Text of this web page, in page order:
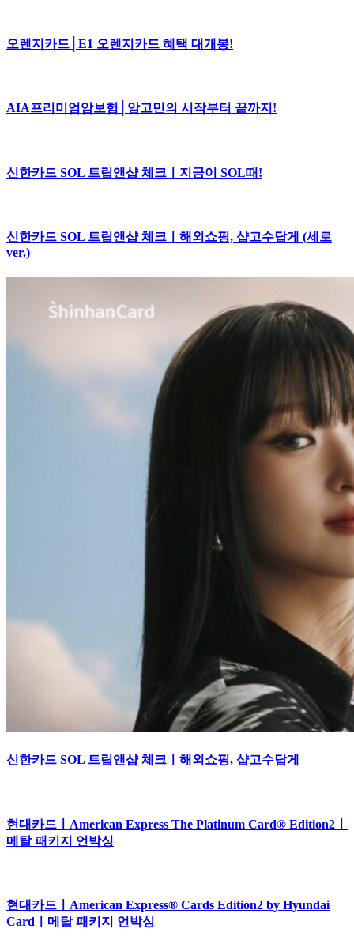
오렌지카드│E1 오렌지카드 혜택 대개봉!
AIA프리미엄암보험│암고민의 시작부터 끝까지!
신한카드 SOL 트립앤샵 체크ㅣ지금이 SOL때!
신한카드 SOL 트립앤샵 체크ㅣ해외쇼핑, 샵고수답게 (세로
ver.)
신한카드 SOL 트립앤샵 체크ㅣ해외쇼핑, 샵고수답게
현대카드ㅣAmerican Express The Platinum Card® Edition2ㅣ
메탈 패키지 언박싱
현대카드ㅣAmerican Express® Cards Edition2 by Hyundai
Cardㅣ메탈 패키지 언박싱